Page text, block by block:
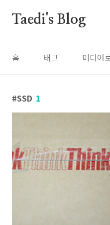
Taedi's Blog
홈 태그 미디어
SSD 1